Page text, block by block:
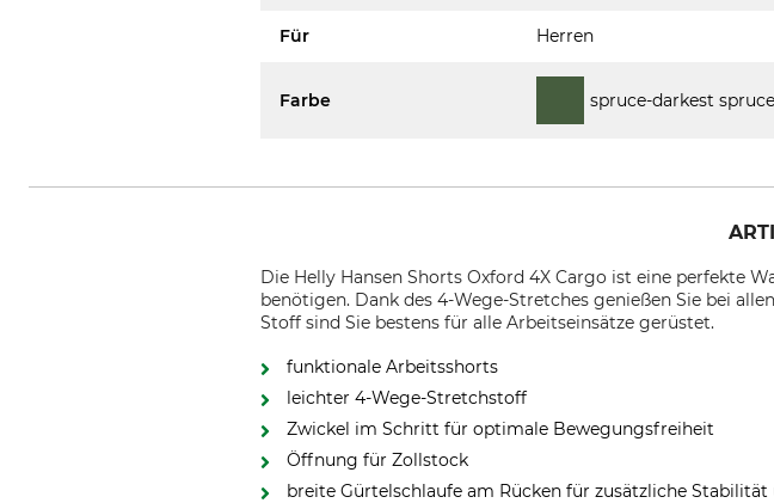
Für Herren
Farbe spruce-darkest spruce
Die Helly Hansen Shorts Oxford 4X Cargo ist eine perfekte
benötigen. Dank des 4-Wege-Stretches genießen Sie bei
Stoff sind Sie bestens für alle Arbeitseinsätze gerüstet.
funktionale Arbeitsshorts
leichter 4-Wege-Stretchstoff
Zwickel im Schritt für optimale Bewegungsfreiheit
Öffnung für Zollstock
breite Gürtelschlaufe am Rücken für zusätzliche Stabilität